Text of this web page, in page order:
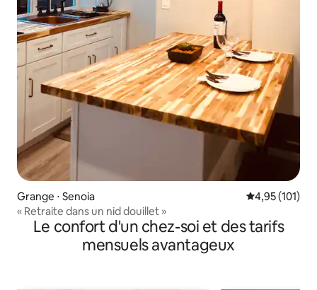
Grange ⋅ Senoia Évaluation
4,95 (101)
« Retraite dans un nid douillet »
Le confort d'un chez-soi et des tarifs
mensuels avantageux